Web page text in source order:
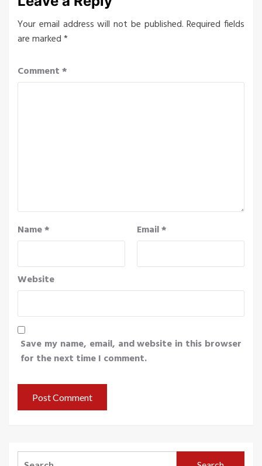
Your email address will not be published. Required fields
are marked*
Comment*
Name* Email*
Website
Save my name, email, and website in this browser
for the next time I comment.
Search